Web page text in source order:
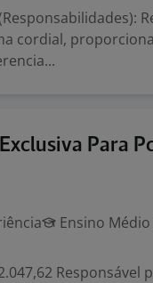
cordial,
Para
Ensino Médio
Responsável